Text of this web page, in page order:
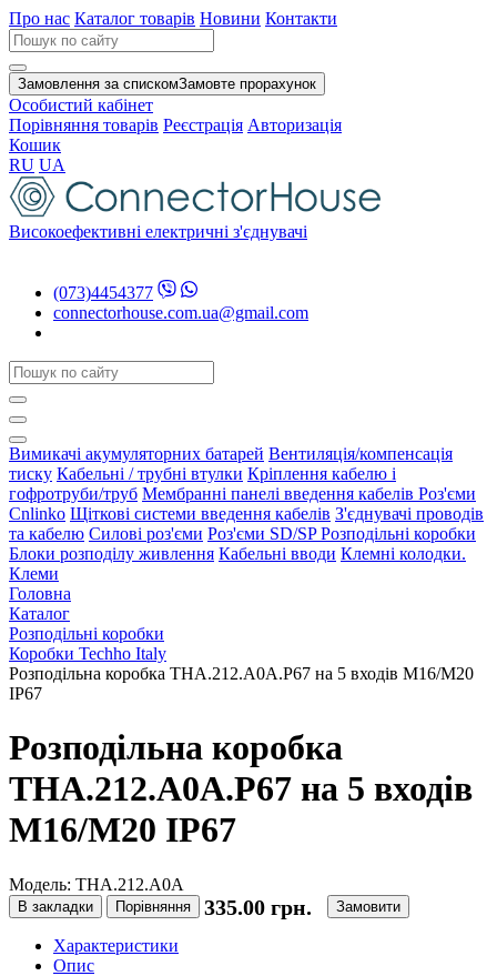
Про нас Каталог товарів Новини Контакти
Замовлення за спискомЗамовте прорахунок
Особистий кабінет
Порівняння товарів Реєстрація Авторизація
Кошик
RU UA
Високоефективні електричні з'єднувачі
(073)4454377
connectorhouse.com.ua@gmail.com
Вимикачі акумуляторних батарей Вентиляція/компенсація
тиску Кабельні / трубні втулки Кріплення кабелю і
гофротруби/труб Мембранні панелі введення кабелів Роз'єми
Cnlinko Щіткові системи введення кабелів З'єднувачі проводів
та кабелю Силові роз'єми Роз'єми SD/SPРозподільні коробки
Блоки розподілу живлення Кабельні вводи Клемні колодки.
Клеми
Головна
Каталог
Розподільні коробки
Коробки Techho Italy
Розподільна коробка THA.212.A0A.P67 на 5 входів M16/M20
IP67
Розподільна коробка
THA.212.A0A.P67 на 5 входів
M16/M20 IP67
Модель: THA.212.A0A
В закладки Порівняння 335.00 грн. Замовити
Характеристики
Опис